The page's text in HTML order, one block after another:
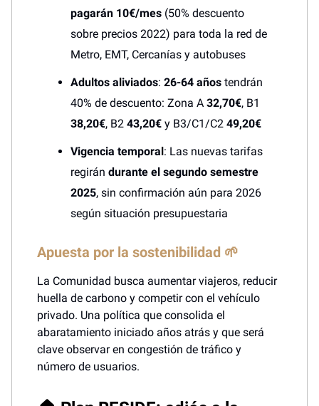
pagarán 10€/mes (50% descuento
sobre precios 2022) para toda la red de
Metro, EMT, Cercanías y autobuses
Adultos aliviados: 26-64 años tendrán
40% de descuento: Zona A 32,70€, B1
38,20€, B2 43,20€ y B3/C1/C2 49,20€
Vigencia temporal: Las nuevas tarifas
regirán durante el segundo semestre
2025, sin confirmación aún para 2026
según situación presupuestaria
Apuesta por la sostenibilidad 🌱
La Comunidad busca aumentar viajeros, reducir
huella de carbono y competir con el vehículo
privado. Una política que consolida el
abaratamiento iniciado años atrás y que será
clave observar en congestión de tráfico y
número de usuarios.